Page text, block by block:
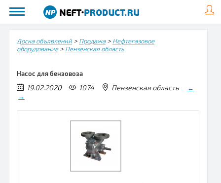
Доска объявлений> Продажа> Нефтегазовое
оборудование> Пензенская область
Насос для бензовоза
19.02.2020 1074 Пензенская область
←
→